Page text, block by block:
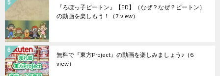
『ろぼっ子ビートン』【ED】（なぜ？なぜ？ビートン）
の動画を楽しもう！ （7 view）
無料で『東方Project』の動画を楽しみましょう♪ （6
view）